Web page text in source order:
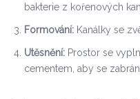
bakterie z kořenových
Formování: Kanálky se
Utěsnění: Prostor se
cementem, aby se